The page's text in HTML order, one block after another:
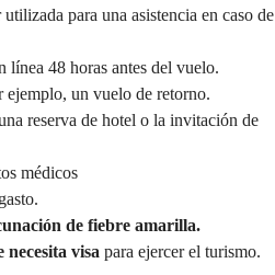
para una asistencia en caso de
línea 48 horas antes del vuelo.
ejemplo, un vuelo de retorno.
reserva de hotel o la invitación de
médicos
de fiebre amarilla.
necesita visa para ejercer el turismo.